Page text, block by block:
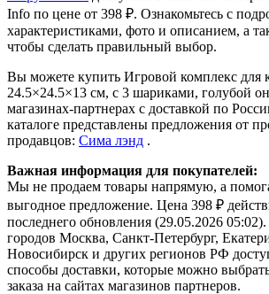
Info по цене от 398 ₽. Ознакомьтесь с
характеристиками, фото и описанием, а
чтобы сделать правильный выбор.
Вы можете купить Игровой комплекс
24.5×24.5×13 см, с 3 шариками, голубой
магазинах-партнерах с доставкой по
каталоге представлены предложения от
продавцов: Сима лэнд .
Важная информация для покупателей:
Мы не продаем товары напрямую, а
выгодное предложение. Цена 398 ₽
последнего обновления (29.05.2026
городов Москва, Санкт-Петербург,
Новосибирск и других регионов РФ
способы доставки, которые можно
заказа на сайтах магазинов партнеров.